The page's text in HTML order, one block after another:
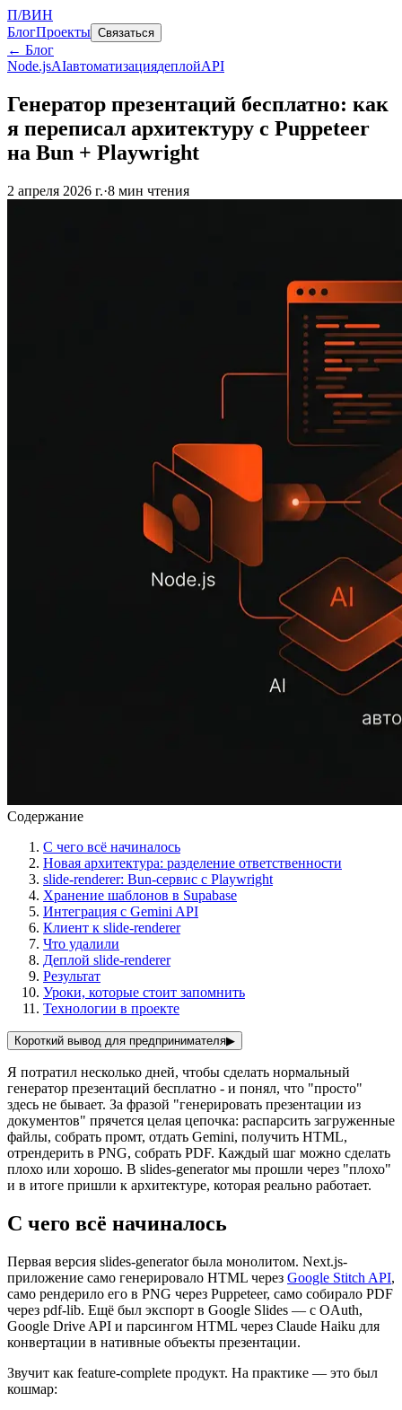
П/ВИН
БлогПроекты Связаться
← Блог
Node.jsAIавтоматизациядеплойAPI
Генератор презентаций бесплатно: как
я переписал архитектуру с Puppeteer
на Bun + Playwright
2 апреля 2026 г.·8 мин чтения
Содержание
С чего всё начиналось
Новая архитектура: разделение ответственности
slide-renderer: Bun-сервис с Playwright
Хранение шаблонов в Supabase
Интеграция с Gemini API
Клиент к slide-renderer
Что удалили
Деплой slide-renderer
Результат
Уроки, которые стоит запомнить
Технологии в проекте
Короткий вывод для предпринимателя▶
Я потратил несколько дней, чтобы сделать нормальный
генератор презентаций бесплатно - и понял, что "просто"
здесь не бывает. За фразой "генерировать презентации из
документов" прячется целая цепочка: распарсить загруженные
файлы, собрать промт, отдать Gemini, получить HTML,
отрендерить в PNG, собрать PDF. Каждый шаг можно сделать
плохо или хорошо. В slides-generator мы прошли через "плохо"
и в итоге пришли к архитектуре, которая реально работает.
С чего всё начиналось
Первая версия slides-generator была монолитом. Next.js-
приложение само генерировало HTML через Google Stitch API,
само рендерило его в PNG через Puppeteer, само собирало PDF
через pdf-lib. Ещё был экспорт в Google Slides — с OAuth,
Google Drive API и парсингом HTML через Claude Haiku для
конвертации в нативные объекты презентации.
Звучит как feature-complete продукт. На практике — это был
кошмар: